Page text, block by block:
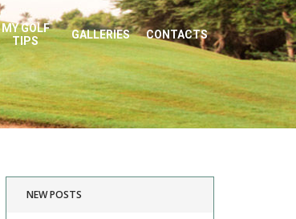
MY GOLF
TIPS
GALLERIES CONTACTS
NEW POSTS